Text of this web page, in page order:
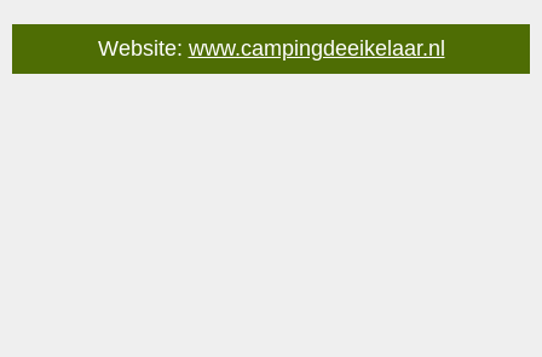
Website: www.campingdeeikelaar.nl